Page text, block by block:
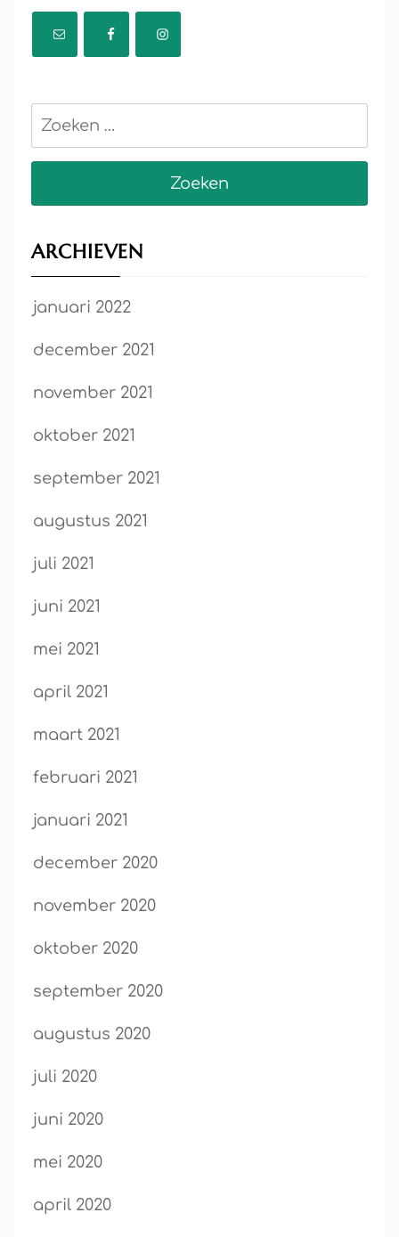
Zoeken
ARCHIEVEN
januari 2022
december 2021
november 2021
oktober 2021
september 2021
augustus 2021
juli 2021
juni 2021
mei 2021
april 2021
maart 2021
februari 2021
januari 2021
december 2020
november 2020
oktober 2020
september 2020
augustus 2020
juli 2020
juni 2020
mei 2020
april 2020